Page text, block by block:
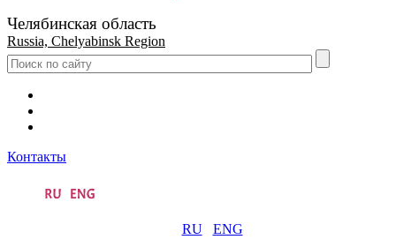
Челябинская область
Russia, Chelyabinsk Region
Контакты
RU ENG